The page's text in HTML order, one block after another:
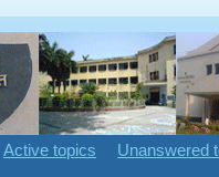
Active topics Unanswered